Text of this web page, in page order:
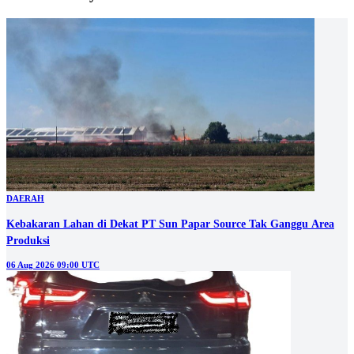
DAERAH
Kebakaran Lahan di Dekat PT Sun Papar Source Tak Ganggu Area
Produksi
06 Aug 2026 09:00 UTC